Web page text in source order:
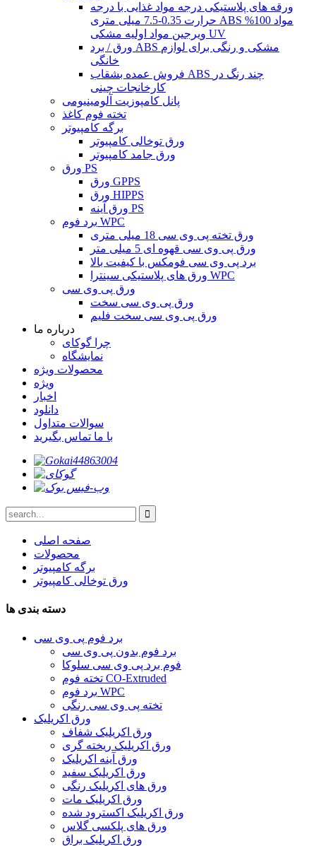
ورقه های پلاستیکی درجه مواد غذایی با درجه
حرارت 0.35-7.5 میلی متری ABS مواد 100%
ویرجین مواد اولیه مشکی UV
ورق / برد ABS مشکی و رنگی برای لوازم
خانگی
فروش عمده بشقاب ABS چند رنگ در
کارخانجات چینی
پانل کامپوزیت آلومینیومی
تخته فوم کاغذ
برگه کامپیوتر
ورق توخالی کامپیوتر
ورق جامد کامپیوتر
ورق PS
ورق GPPS
ورق HIPPS
ورق آینه PS
برد فوم WPC
ورق تخته پی وی سی 18 میلی متری
ورق پی وی سی قهوه ای 5 میلی متر
برد پی وی سی فومکس با کیفیت بالا
ورق های پلاستیکی سینترا WPC
ورق پی وی سی
ورق پی وی سی سخت
ورق پی وی سی سخت فلیم
درباره ما
چرا گوکای
نمایشگاه
محصولات ویژه
ویژه
اخبار
دانلود
سوالات متداول
با ما تماس بگیرید
صفحه اصلی
محصولات
برگه کامپیوتر
ورق توخالی کامپیوتر
دسته بندی ها
برد فوم پی وی سی
برد فوم بدون پی وی سی
فوم برد پی وی سی سلوکا
تخته فوم CO-Extruded
برد فوم WPC
تخته پی وی سی رنگی
ورق اکریلیک
ورق اکریلیک شفاف
ورق اکریلیک ریخته گری
ورق آینه اکریلیک
ورق اکریلیک سفید
ورق های اکریلیک رنگی
ورق اکریلیک مات
ورق اکریلیک اکسترود شده
ورق های پلکسی گلاس
ورق اکریلیک براق